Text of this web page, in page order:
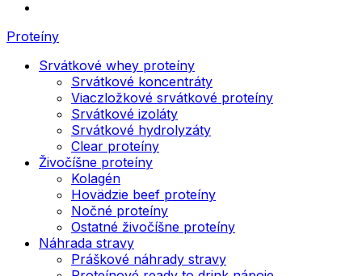
Proteíny
Srvátkové whey proteíny
Srvátkové koncentráty
Viaczložkové srvátkové proteíny
Srvátkové izoláty
Srvátkové hydrolyzáty
Clear proteíny
Živočíšne proteíny
Kolagén
Hovädzie beef proteíny
Nočné proteíny
Ostatné živočíšne proteíny
Náhrada stravy
Práškové náhrady stravy